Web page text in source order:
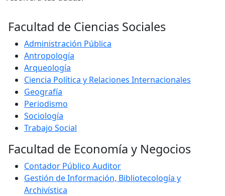
Facultad de Ciencias Sociales
Administración Pública
Antropología
Arqueología
Ciencia Política y Relaciones Internacionales
Geografía
Periodismo
Sociología
Trabajo Social
Facultad de Economía y Negocios
Contador Público Auditor
Gestión de Información, Bibliotecología y
Archivística